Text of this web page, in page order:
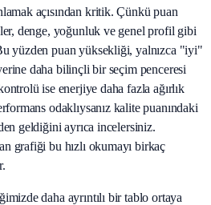
açısından kritik. Çünkü puan
denge, yoğunluk ve genel profil gibi
yüzden puan yüksekliği, yalnızca "iyi"
daha bilinçli bir seçim penceresi
ise enerjiye daha fazla ağırlık
odaklıysanız kalite puanındaki
geldiğini ayrıca incelersiniz.
grafiği bu hızlı okumayı birkaç
daha ayrıntılı bir tablo ortaya